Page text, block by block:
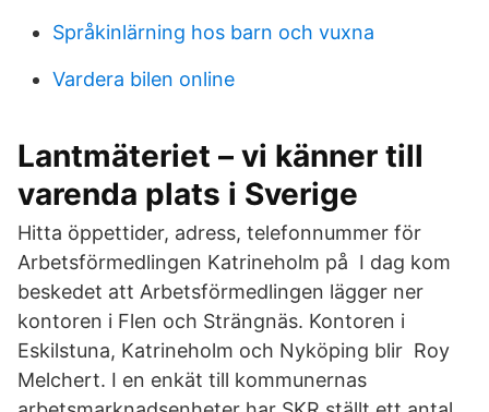
Språkinlärning hos barn och vuxna
Vardera bilen online
Lantmäteriet – vi känner till
varenda plats i Sverige
Hitta öppettider, adress, telefonnummer för
Arbetsförmedlingen Katrineholm på I dag kom
beskedet att Arbetsförmedlingen lägger ner
kontoren i Flen och Strängnäs. Kontoren i
Eskilstuna, Katrineholm och Nyköping blir Roy
Melchert. I en enkät till kommunernas